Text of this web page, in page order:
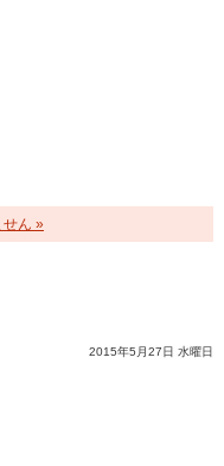
せん »
2015年5月27日 水曜日